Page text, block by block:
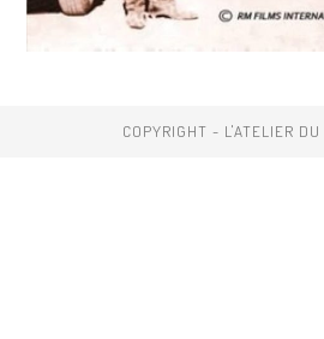
COPYRIGHT - L'ATELIER